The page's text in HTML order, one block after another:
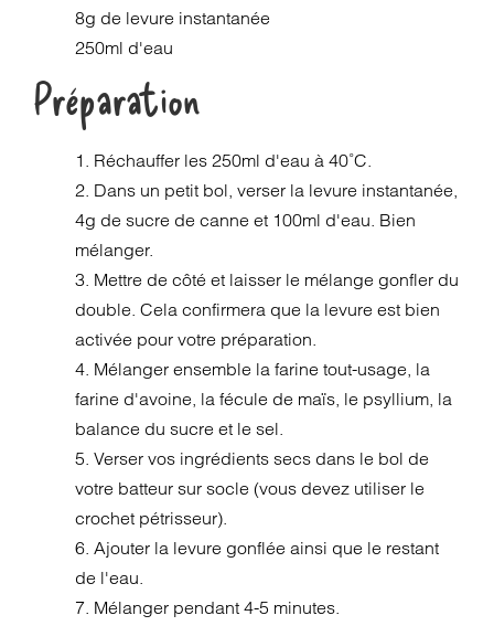
8g de levure instantanée
250ml d'eau
Préparation
1. Réchauffer les 250ml d'eau à 40˚C.
2. Dans un petit bol, verser la levure instantanée,
4g de sucre de canne et 100ml d'eau. Bien
mélanger.
3. Mettre de côté et laisser le mélange gonfler du
double. Cela confirmera que la levure est bien
activée pour votre préparation.
4. Mélanger ensemble la farine tout-usage, la
farine d'avoine, la fécule de maïs, le psyllium, la
balance du sucre et le sel.
5. Verser vos ingrédients secs dans le bol de
votre batteur sur socle (vous devez utiliser le
crochet pétrisseur).
6. Ajouter la levure gonflée ainsi que le restant
de l'eau.
7. Mélanger pendant 4-5 minutes.